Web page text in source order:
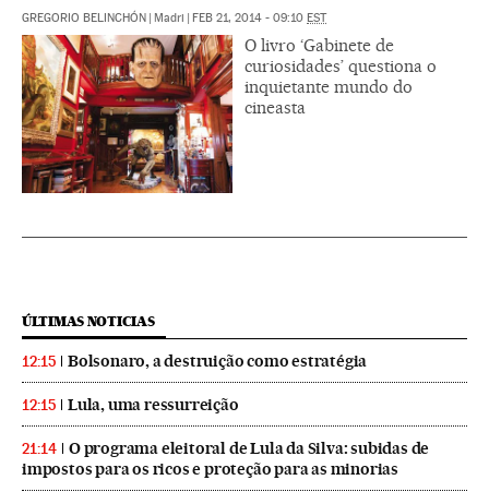
GREGORIO BELINCHÓN Madri FEB 21, 2014 - 09:10 EST
O livro ‘Gabinete de
curiosidades’ questiona o
inquietante mundo do
cineasta
ÚLTIMAS NOTICIAS
12:15 Bolsonaro, a destruição como estratégia
12:15 Lula, uma ressurreição
21:14
O programa eleitoral de Lula da Silva: subidas de
impostos para os ricos e proteção para as minorias